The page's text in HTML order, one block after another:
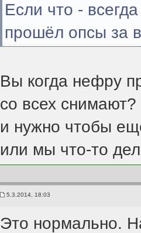
Если что -
прошёл опсы за
Вы когда нефру
со всех
и нужно чтобы
или мы что-то
5.3.2014, 18:03
Это нормально.